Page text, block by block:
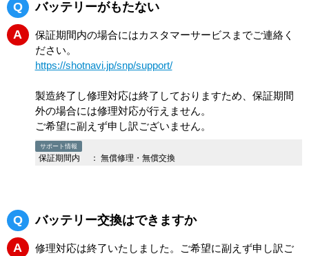
Q
バッテリーがもたない
A
保証期間内の場合にはカスタマーサービスまでご連絡く
ださい。
https://shotnavi.jp/snp/support/
製造終了し修理対応は終了しておりますため、保証期間
外の場合には修理対応が行えません。
ご希望に副えず申し訳ございません。
サポート情報
保証期間内 ： 無償修理・無償交換
Q
バッテリー交換はできますか
A
修理対応は終了いたしました。ご希望に副えず申し訳ご